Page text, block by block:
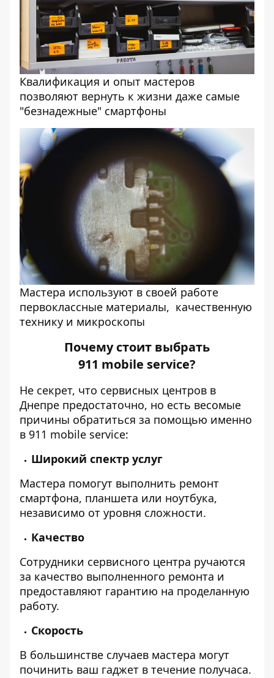
Квалификация и опыт мастеров
позволяют вернуть к жизни даже самые
"безнадежные" смартфоны
Мастера используют в своей работе
первоклассные материалы, качественную
технику и микроскопы
Почему стоит выбрать
911 mobile service?
Не секрет, что сервисных центров в
Днепре предостаточно, но есть весомые
причины обратиться за помощью именно
в 911 mobile service:
Широкий спектр услуг
Мастера помогут выполнить ремонт
смартфона, планшета или ноутбука,
независимо от уровня сложности.
Качество
Сотрудники сервисного центра ручаются
за качество выполненного ремонта и
предоставляют гарантию на проделанную
работу.
Скорость
В большинстве случаев мастера могут
починить ваш гаджет в течение получаса.